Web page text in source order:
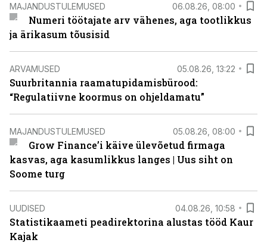
MAJANDUSTULEMUSED 06.08.26, 08:00
Numeri töötajate arv vähenes, aga tootlikkus
ja ärikasum tõusisid
ARVAMUSED 05.08.26, 13:22
Suurbritannia raamatupidamisbürood:
“Regulatiivne koormus on ohjeldamatu”
MAJANDUSTULEMUSED 05.08.26, 08:00
Grow Finance’i käive ülevõetud firmaga
kasvas, aga kasumlikkus langes | Uus siht on
Soome turg
UUDISED 04.08.26, 10:58
Statistikaameti peadirektorina alustas tööd Kaur
Kajak